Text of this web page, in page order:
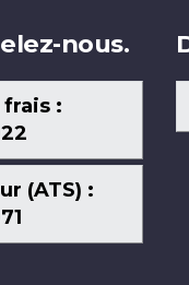
nous.
frais :
(ATS) :